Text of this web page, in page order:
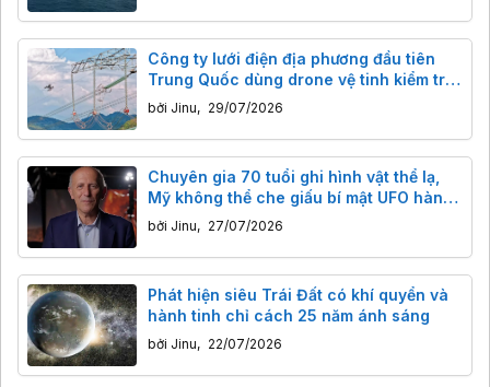
Công ty lưới điện địa phương đầu tiên
Trung Quốc dùng drone vệ tinh kiểm tra
đường dây điện vùng núi sâu, tiết kiệm
bởi Jinu, 29/07/2026
Chuyên gia 70 tuổi ghi hình vật thể lạ,
Mỹ không thể che giấu bí mật UFO hàng
thập kỷ
bởi Jinu, 27/07/2026
Phát hiện siêu Trái Đất có khí quyển và
hành tinh chỉ cách 25 năm ánh sáng
bởi Jinu, 22/07/2026